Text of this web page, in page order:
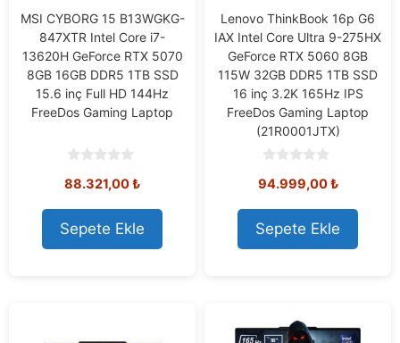
MSI CYBORG 15 B13WGKG-
847XTR Intel Core i7-
13620H GeForce RTX 5070
8GB 16GB DDR5 1TB SSD
15.6 inç Full HD 144Hz
FreeDos Gaming Laptop
o
t
o
f
5
88.321,00₺
Sepete Ekle
Lenovo ThinkBook 16p G6
IAX Intel Core Ultra 9-275HX
GeForce RTX 5060 8GB
115W 32GB DDR5 1TB SSD
16 inç 3.2K 165Hz IPS
FreeDos Gaming Laptop
(21R0001JTX)
o
t
o
f
5
94.999,00₺
Sepete Ekle